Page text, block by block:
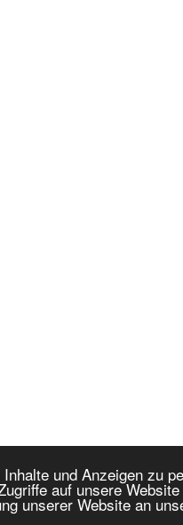
und Anzeigen zu
auf unsere
unserer Website an